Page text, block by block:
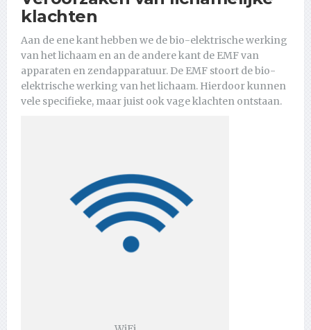
klachten
Aan de ene kant hebben we de bio-elektrische werking
van het lichaam en an de andere kant de EMF van
apparaten en zendapparatuur. De EMF stoort de bio-
elektrische werking van het lichaam. Hierdoor kunnen
vele specifieke, maar juist ook vage klachten ontstaan.